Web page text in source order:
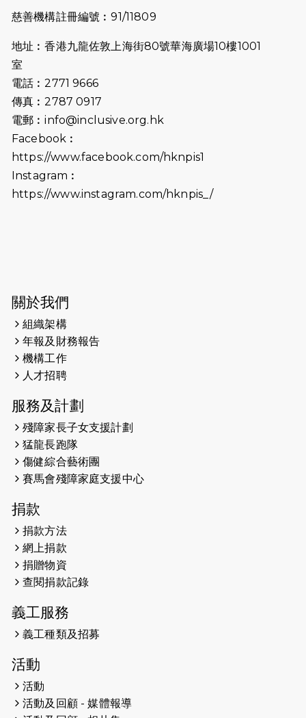
2026-07-09
猛龍長跑隊恆常練習 - 7月9日（19:00
2026-07-02
2026-06-25
（19:00開始）
2026-06-18
猛龍長跑隊恆常練習 - 6月18日
2026-06-11
猛龍長跑隊恆常練習 - 6月11日（19:00
2026-05-22
2026-05-21
2026-05-14
（19:00開始）
2026-05-07
開始）
2026-04-30
2026-04-25
2026-04-24
2026-04-23
2026-04-19
2026-04-16
猛龍長跑隊恆常練習 - 4月16日
慈善機構註冊編號︰91/11809
地址︰香港九龍佐敦上海街80號華海廣場10樓1001
室
電話︰2771 9666
傳真︰2787 0917
電郵︰info@inclusive.org.hk
Facebook︰
https://www.facebook.com/hknpis1
Instagram︰
https://www.instagram.com/hknpis_/
關於我們
組織架構
年報及財務報告
機構工作
人才招聘
服務及計劃
殘障家長子女支援計劃
猛龍長跑隊
傷健綜合藝術團
賽馬會殘障家庭支援中心
捐款
捐款方法
網上捐款
捐贈物資
查閱捐款記錄
義工服務
義工種類及招募
活動
活動
活動及回顧 - 媒體報導